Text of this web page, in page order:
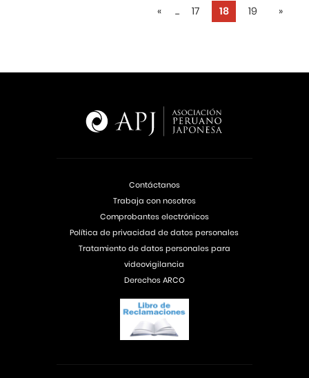
« ... 17 18 19 »
Contáctanos
Trabaja con nosotros
Comprobantes electrónicos
Política de privacidad de datos personales
Tratamiento de datos personales para
videovigilancia
Derechos ARCO